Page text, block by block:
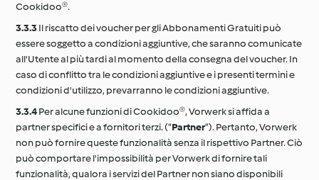
Cookidoo®.
3.3.3Il riscatto dei voucher per gli Abbonamenti Gratuiti può
essere soggetto a condizioni aggiuntive, che saranno comunicate
all'Utente al più tardi al momento della consegna del voucher. In
caso di conflitto tra le condizioni aggiuntive e i presenti termini e
condizioni d'utilizzo, prevarranno le condizioni aggiuntive.
3.3.4Per alcune funzioni di Cookidoo®, Vorwerk si affida a
partner specifici e a fornitori terzi. (“Partner”). Pertanto, Vorwerk
non può fornire queste funzionalità senza il rispettivo Partner. Ciò
può comportare l'impossibilità per Vorwerk di fornire tali
funzionalità, qualora i servizi del Partner non siano disponibili